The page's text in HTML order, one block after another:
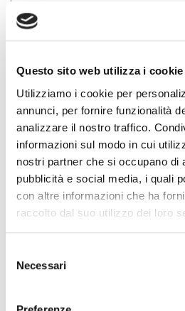
Questo sito web utilizza i cookie
Utilizziamo i cookie per
annunci, per fornire funzionalità
analizzare il nostro traffico.
informazioni sul modo in cui
nostri partner che si occupano di
pubblicità e social media, i quali
con altre informazioni che ha
raccolto dal suo utilizzo dei loro
Necessari
Fiaip Donna analizza l’ultimo libro
economico, la domanda
riguarda il suo futuro. Se ne è